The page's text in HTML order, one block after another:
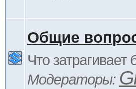
Общие
Что
Модераторы: